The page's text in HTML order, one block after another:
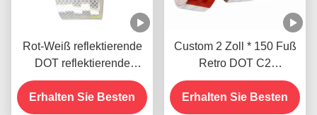
Rot-Weiß reflektierende
DOT reflektierende
Klebebandstreifen für den
Außenbereich
Erhalten Sie Besten
Custom 2 Zoll * 150 Fuß
Retro DOT C2
Reflexionsband Aufkleber
für Anhänger LKW
Erhalten Sie Besten